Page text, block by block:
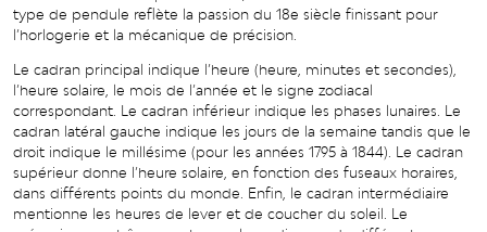
type de pendule reflète la passion du 18e siècle finissant pour
l’horlogerie et la mécanique de précision.
Le cadran principal indique l’heure (heure, minutes et secondes),
l’heure solaire, le mois de l’année et le signe zodiacal
correspondant. Le cadran inférieur indique les phases lunaires. Le
cadran latéral gauche indique les jours de la semaine tandis que le
droit indique le millésime (pour les années 1795 à 1844). Le cadran
supérieur donne l’heure solaire, en fonction des fuseaux horaires,
dans différents points du monde. Enfin, le cadran intermédiaire
mentionne les heures de lever et de coucher du soleil. Le